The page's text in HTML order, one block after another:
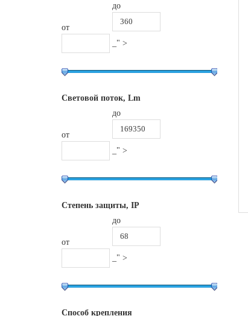
от
до
_" >
Световой поток, Lm
от
до
_" >
Степень защиты, IP
от
до
_" >
Способ крепления